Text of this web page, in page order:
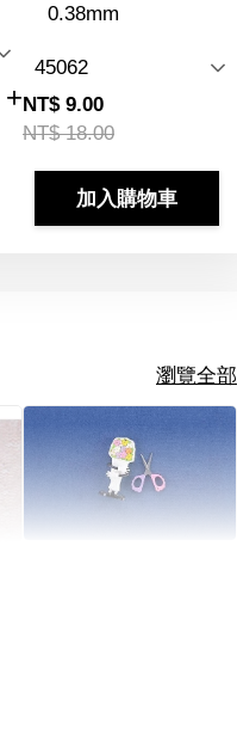
+
0.38mm
NT$ 9.00
NT$ 18.00
加入購物車
瀏覽全部